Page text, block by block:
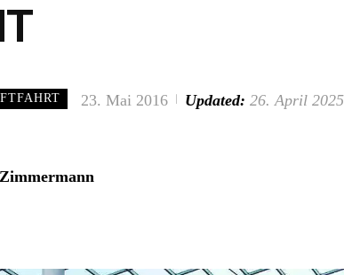
23. Mai 2016 Updated: 26. April 2025